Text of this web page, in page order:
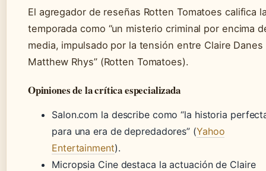
El agregador de reseñas Rotten Tomatoes califica
temporada como “un misterio criminal por encima
media, impulsado por la tensión entre Claire Danes
Matthew Rhys” (Rotten Tomatoes).
Opiniones de la crítica especializada
Salon.com la describe como “la historia
para una era de depredadores” (Yahoo
Entertainment).
Micropsia Cine destaca la actuación de Claire